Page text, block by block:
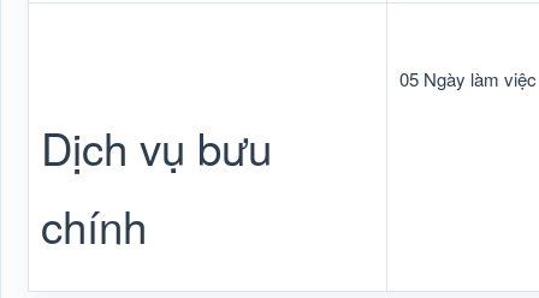
Dịch vụ bưu
chính
05 Ngày làm việc